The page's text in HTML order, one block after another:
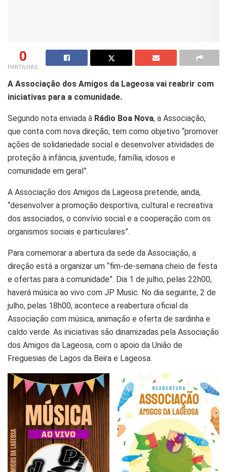
0
PARTILHAS
A Associação dos Amigos da Lageosa vai reabrir com
iniciativas para a comunidade.
Segundo nota enviada à Rádio Boa Nova, a Associação,
que conta com nova direção, tem como objetivo “promover
ações de solidariedade social e desenvolver atividades de
proteção à infância, juventude, família, idosos e
comunidade em geral”.
A Associação dos Amigos da Lageosa pretende, ainda,
“desenvolver a promoção desportiva, cultural e recreativa
dos associados, o convívio social e a cooperação com os
organismos sociais e particulares”.
Para comemorar a abertura da sede da Associação, a
direção está a organizar um “fim-de-semana cheio de festa
e ofertas para a comunidade”. Dia 1 de julho, pelas 22h00,
haverá música ao vivo com JP Music. No dia seguinte, 2 de
julho, pelas 18h00, acontece a reabertura oficial da
Associação com música, animação e oferta de sardinha e
caldo verde. As iniciativas são dinamizadas pela Associação
dos Amigos da Lageosa, com o apoio da União de
Freguesias de Lagos da Beira e Lageosa.